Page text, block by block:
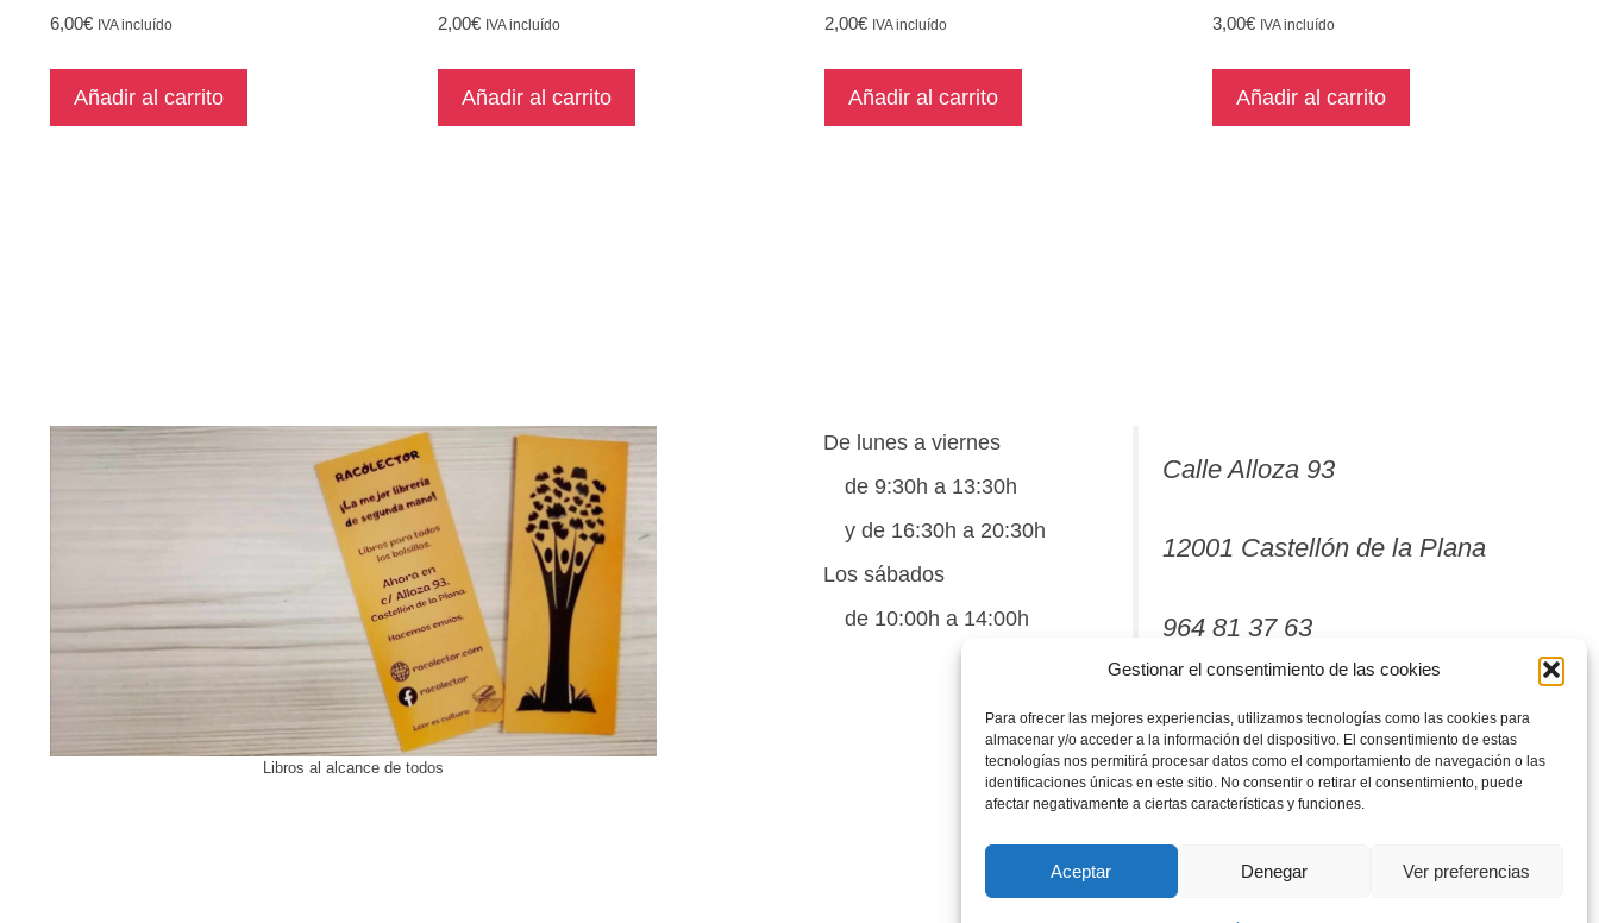
Gestionar el consentimiento de las cookies
Para ofrecer las mejores experiencias, utilizamos tecnologías como las cookies para
almacenar y/o acceder a la información del dispositivo. El consentimiento de estas
tecnologías nos permitirá procesar datos como el comportamiento de navegación o las
identificaciones únicas en este sitio. No consentir o retirar el consentimiento, puede
afectar negativamente a ciertas características y funciones.
Aceptar Denegar Ver preferencias
6,00€ IVA incluído
Añadir al carrito
2,00€ IVA incluído
Añadir al carrito
2,00€ IVA incluído
Añadir al carrito
3,00€ IVA incluído
Añadir al carrito
Libros al alcance de todos
De lunes a viernes
de 9:30h a 13:30h
y de 16:30h a 20:30h
Los sábados
de 10:00h a 14:00h
Calle Alloza 93
12001 Castellón de la Plana
964 81 37 63